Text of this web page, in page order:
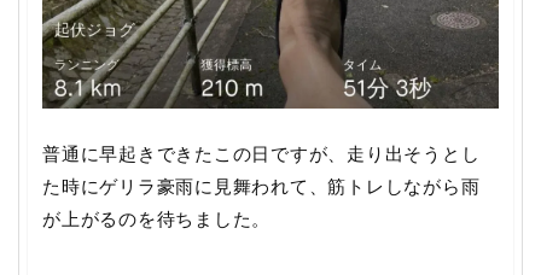
普通に早起きできたこの日ですが、走り出そうとし
た時にゲリラ豪雨に見舞われて、筋トレしながら雨
が上がるのを待ちました。